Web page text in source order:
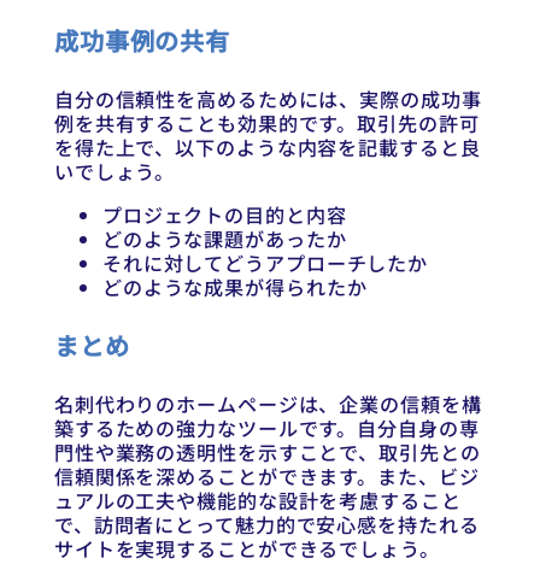
成功事例の共有
自分の信頼性を高めるためには、実際の成功事
例を共有することも効果的です。取引先の許可
を得た上で、以下のような内容を記載すると良
いでしょう。
プロジェクトの目的と内容
どのような課題があったか
それに対してどうアプローチしたか
どのような成果が得られたか
まとめ
名刺代わりのホームページは、企業の信頼を構
築するための強力なツールです。自分自身の専
門性や業務の透明性を示すことで、取引先との
信頼関係を深めることができます。また、ビジ
ュアルの工夫や機能的な設計を考慮すること
で、訪問者にとって魅力的で安心感を持たれる
サイトを実現することができるでしょう。